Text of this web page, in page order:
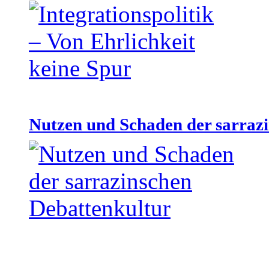
Nutzen und Schaden der